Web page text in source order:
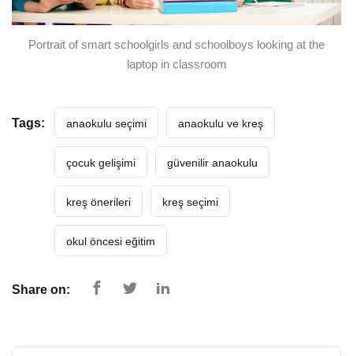
Portrait of smart schoolgirls and schoolboys looking at the
laptop in classroom
Tags: anaokulu seçimi anaokulu ve kreş
çocuk gelişimi güvenilir anaokulu
kreş önerileri kreş seçimi
okul öncesi eğitim
Share on: